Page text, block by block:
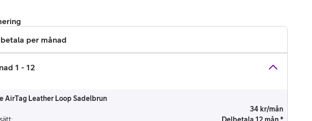
per månad
1 - 12
AirTag Leather Loop Sadelbrun
34 kr/mån